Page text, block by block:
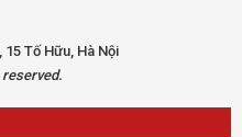
15 Tố Hữu, Hà Nội